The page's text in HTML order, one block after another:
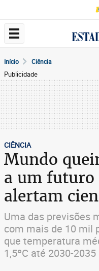
Início Ciência
Publicidade
CIÊNCIA
Mundo
a um futuro
alertam
Uma das previsões
com mais de 10 mil
que temperatura
1,5ºC até 2030-2035